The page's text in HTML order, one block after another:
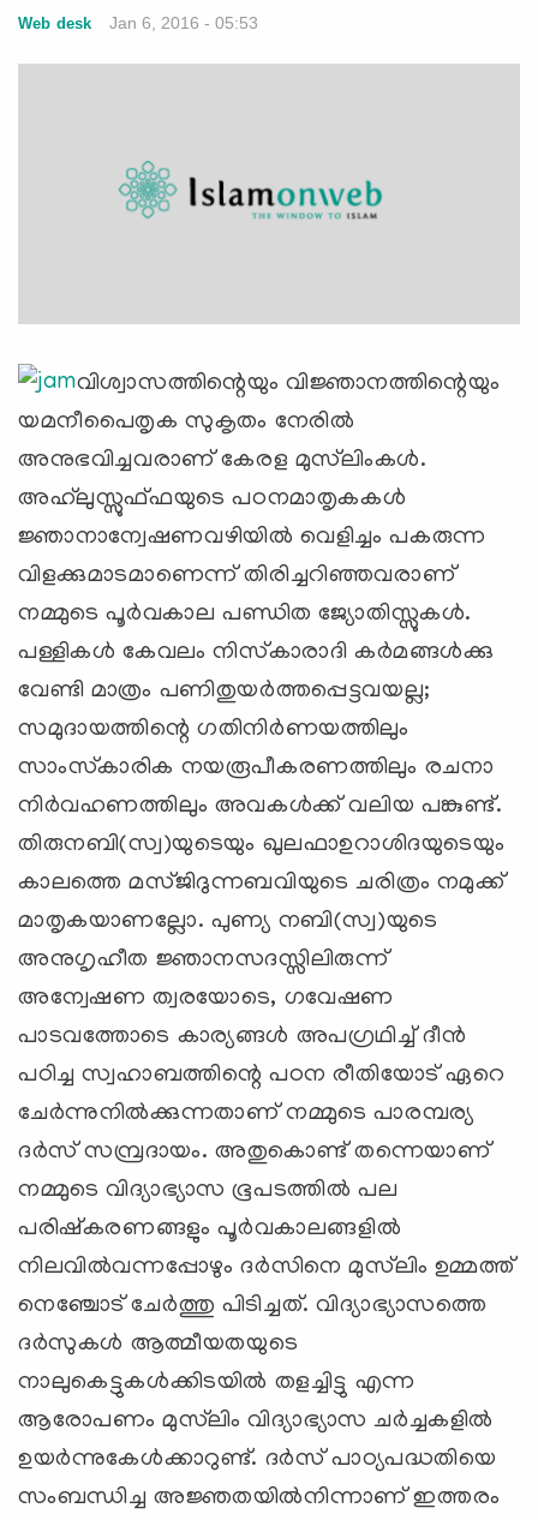
o
n
Web desk Jan 6, 2016 - 05:53
വിശ്വാസത്തിന്റെയും വിജ്ഞാനത്തിന്റെയും
യമനീപൈതൃക സുകൃതം നേരില്‍
അനുഭവിച്ചവരാണ് കേരള മുസ്‌ലിംകള്‍.
അഹ്‌ലുസ്സുഫ്ഫയുടെ പഠനമാതൃകകള്‍
ജ്ഞാനാന്വേഷണവഴിയില്‍ വെളിച്ചം പകരുന്ന
വിളക്കുമാടമാണെന്ന് തിരിച്ചറിഞ്ഞവരാണ്
നമ്മുടെ പൂര്‍വകാല പണ്ഡിത ജ്യോതിസ്സുകള്‍.
പള്ളികള്‍ കേവലം നിസ്‌കാരാദി കര്‍മങ്ങള്‍ക്കു
വേണ്ടി മാത്രം പണിതുയര്‍ത്തപ്പെട്ടവയല്ല;
സമുദായത്തിന്റെ ഗതിനിര്‍ണയത്തിലും
സാംസ്‌കാരിക നയരൂപീകരണത്തിലും രചനാ
നിര്‍വഹണത്തിലും അവകള്‍ക്ക് വലിയ പങ്കുണ്ട്.
തിരുനബി(സ്വ)യുടെയും ഖുലഫാഉറാശിദയുടെയും
കാലത്തെ മസ്ജിദുന്നബവിയുടെ ചരിത്രം നമുക്ക്
മാതൃകയാണല്ലോ. പുണ്യ നബി(സ്വ)യുടെ
അനുഗൃഹീത ജ്ഞാനസദസ്സിലിരുന്ന്
അന്വേഷണ ത്വരയോടെ, ഗവേഷണ
പാടവത്തോടെ കാര്യങ്ങള്‍ അപഗ്രഥിച്ച് ദീന്‍
പഠിച്ച സ്വഹാബത്തിന്റെ പഠന രീതിയോട് ഏറെ
ചേര്‍ന്നുനില്‍ക്കുന്നതാണ് നമ്മുടെ പാരമ്പര്യ
ദര്‍സ് സമ്പ്രദായം. അതുകൊണ്ട് തന്നെയാണ്
നമ്മുടെ വിദ്യാഭ്യാസ ഭൂപടത്തില്‍ പല
പരിഷ്‌കരണങ്ങളും പൂര്‍വകാലങ്ങളില്‍
നിലവില്‍വന്നപ്പോഴും ദര്‍സിനെ മുസ്‌ലിം ഉമ്മത്ത്
നെഞ്ചോട് ചേര്‍ത്തു പിടിച്ചത്. വിദ്യാഭ്യാസത്തെ
ദര്‍സുകള്‍ ആത്മീയതയുടെ
നാലുകെട്ടുകള്‍ക്കിടയില്‍ തളച്ചിട്ടു എന്ന
ആരോപണം മുസ്‌ലിം വിദ്യാഭ്യാസ ചര്‍ച്ചകളില്‍
ഉയര്‍ന്നുകേള്‍ക്കാറുണ്ട്. ദര്‍സ് പാഠ്യപദ്ധതിയെ
സംബന്ധിച്ച അജ്ഞതയില്‍നിന്നാണ് ഇത്തരം